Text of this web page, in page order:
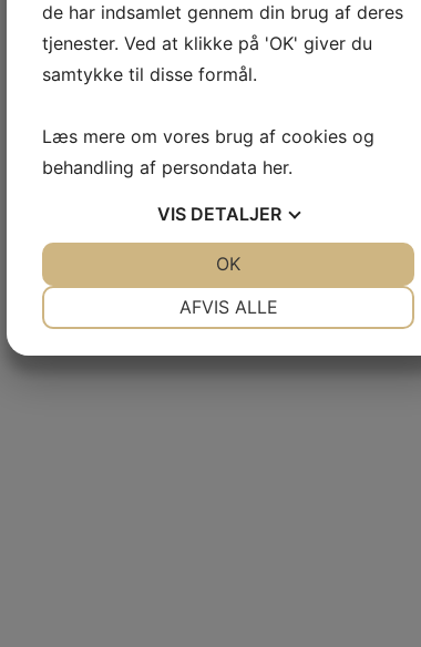
de har indsamlet gennem din brug af deres
tjenester. Ved at klikke på 'OK' giver du
samtykke til disse formål.
Læs mere om vores brug af cookies og
behandling af persondata her.
VIS DETALJER
AFVIS ALLE
OK